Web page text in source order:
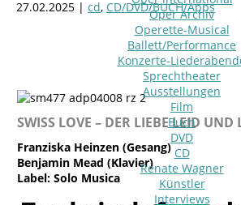
Oper Archiv
Operette-Musical
Ballett/Performance
Konzerte-
Sprechtheater
Ausstellungen
Film
Buch
DVD
CD
Renate Wagner
Künstler
Interviews
27.02.2025 | cd, CD/DVD/BUCH/Apps
SWISS LOVE – DER LIEBE LEID UND
Franziska Heinzen (Gesang)
Benjamin Mead (Klavier)
Label: Solo Musica